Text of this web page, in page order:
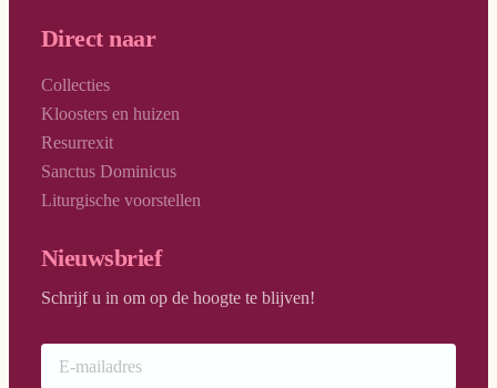
Direct naar
Collecties
Kloosters en huizen
Resurrexit
Sanctus Dominicus
Liturgische voorstellen
Nieuwsbrief
Schrijf u in om op de hoogte te blijven!